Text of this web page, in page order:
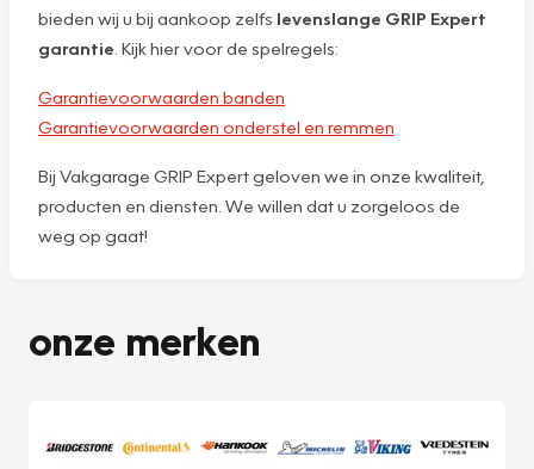
bieden wij u bij aankoop zelfs levenslange GRIP Expert
garantie . Kijk hier voor de spelregels:
Garantievoorwaarden banden
Garantievoorwaarden onderstel en remmen
Bij Vakgarage GRIP Expert geloven we in onze kwaliteit,
producten en diensten. We willen dat u zorgeloos de
weg op gaat!
onze merken